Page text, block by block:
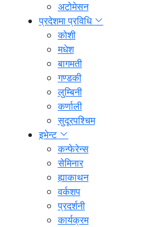
अटोमेसन
प्रदेशमा प्रविधि
कोशी
मधेश
बागमती
गण्डकी
लुम्बिनी
कर्णाली
सुदूरपश्चिम
इभेन्ट
कन्फेरेन्स
सेमिनार
ह्याकाथन
वर्कशप
प्रदर्शनी
कार्यक्रम